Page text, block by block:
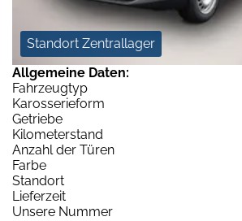
Standort Zentrallager
Allgemeine Daten:
Fahrzeugtyp
Karosserieform
Getriebe
Kilometerstand
Anzahl der Türen
Farbe
Standort
Lieferzeit
Unsere Nummer